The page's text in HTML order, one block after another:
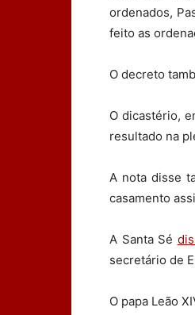
ordenados,
feito as
O decreto
O dicastério,
resultado na
A nota disse
casamento
A Santa Sé
secretário de
O papa Leão